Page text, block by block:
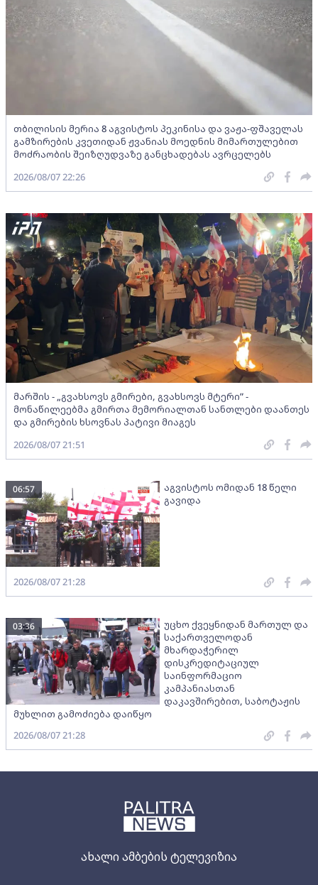
ახალი ამბების ტელევიზია
თბილისის მერია 8 აგვისტოს პეკინისა და ვაჟა-ფშაველას
გამზირების კვეთიდან ჟვანიას მოედნის მიმართულებით
მოძრაობის შეიზღუდვაზე განცხადებას ავრცელებს
2026/08/07 22:26
მარშის - „გვახსოვს გმირები, გვახსოვს მტერი” -
მონაწილეებმა გმირთა მემორიალთან სანთლები დაანთეს
და გმირების ხსოვნას პატივი მიაგეს
2026/08/07 21:51
აგვისტოს ომიდან 18 წელი
გავიდა
06:57
2026/08/07 21:28
უცხო ქვეყნიდან მართულ და
საქართველოდან
მხარდაჭერილ
დისკრედიტაციულ
საინფორმაციო
კამპანიასთან
დაკავშირებით, საბოტაჟის
მუხლით გამოძიება დაიწყო
03:36
2026/08/07 21:28